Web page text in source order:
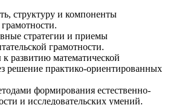
структуру и компоненты
стратегии и приемы
грамотности.
развитию математической
решение практико-ориентированных
формирования естественно-
и исследовательских умений.